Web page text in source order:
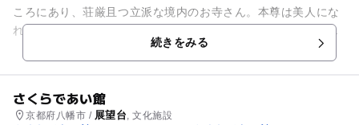
ころにあり、荘厳且つ立派な境内のお寺さん。本尊は美人にな
れる観音様で一願一言地蔵というひとつだけ願いをかなえてく
れるお地蔵さんがあります...続きをみる
さくらであい館
京都府八幡市 / 展望台, 文化施設